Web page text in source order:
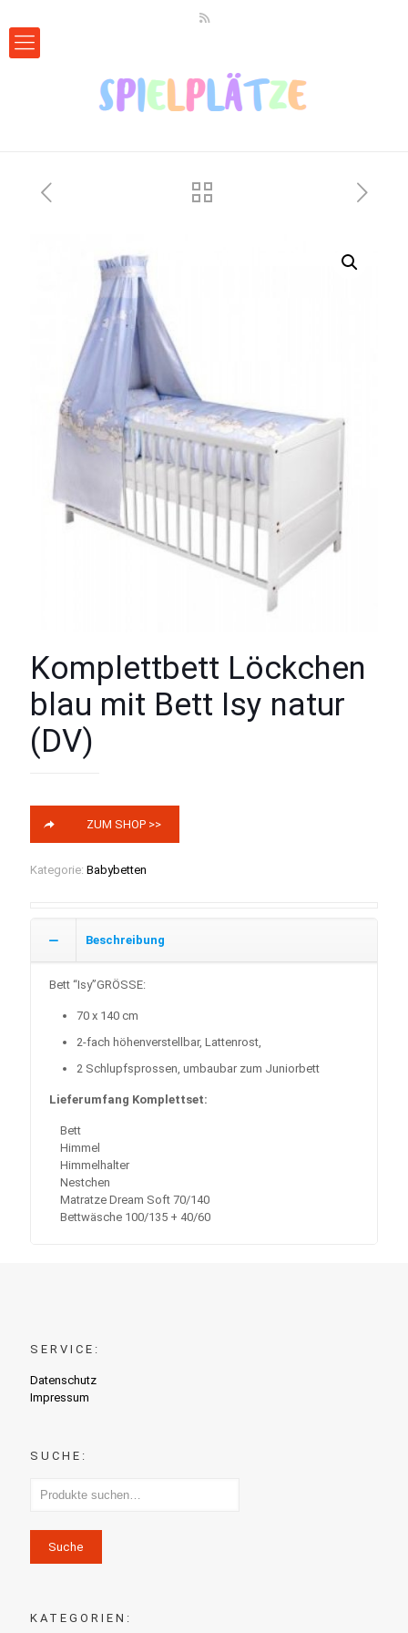
Komplettbett Löckchen
blau mit Bett Isy natur
(DV)
ZUM SHOP >>
Kategorie: Babybetten
Beschreibung
Bett “Isy”GRÖSSE:
70 x 140 cm
2-fach höhenverstellbar, Lattenrost,
2 Schlupfsprossen, umbaubar zum Juniorbett
Lieferumfang Komplettset:
Bett
Himmel
Himmelhalter
Nestchen
Matratze Dream Soft 70/140
Bettwäsche 100/135 + 40/60
SERVICE:
Datenschutz
Impressum
SUCHE:
Suche
KATEGORIEN: